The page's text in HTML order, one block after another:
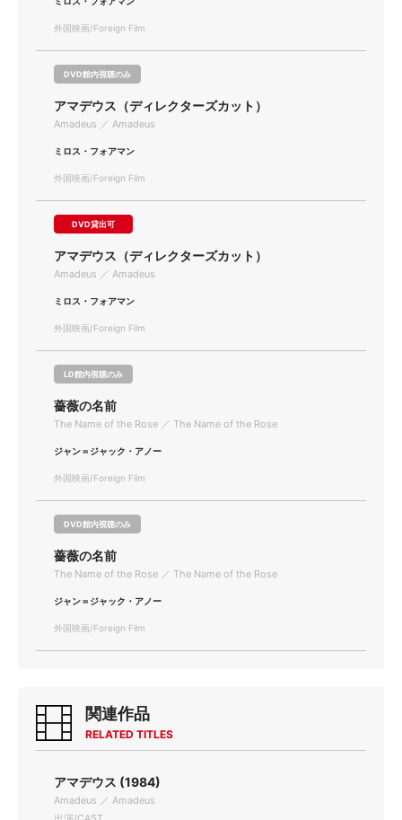
外国映画/Foreign Film
DVD館内視聴のみ
アマデウス（ディレクターズカット）
Amadeus ／ Amadeus
ミロス・フォアマン
外国映画/Foreign Film
DVD貸出可
アマデウス（ディレクターズカット）
Amadeus ／ Amadeus
ミロス・フォアマン
外国映画/Foreign Film
LD館内視聴のみ
薔薇の名前
The Name of the Rose ／ The Name of the Rose
ジャン＝ジャック・アノー
外国映画/Foreign Film
DVD館内視聴のみ
薔薇の名前
The Name of the Rose ／ The Name of the Rose
ジャン＝ジャック・アノー
外国映画/Foreign Film
関連作品
RELATED TITLES
アマデウス (1984)
Amadeus ／ Amadeus